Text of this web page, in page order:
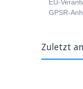
EU-
GPSR-
Zuletzt